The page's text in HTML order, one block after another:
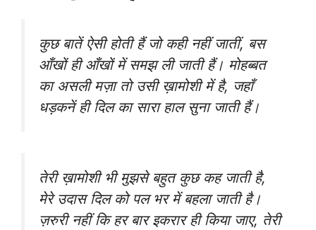
कुछ बातें ऐसी होती हैं जो कही नहीं जातीं, बस
आँखों ही आँखों में समझ ली जाती हैं। मोहब्बत
का असली मज़ा तो उसी ख़ामोशी में है, जहाँ
धड़कनें ही दिल का सारा हाल सुना जाती हैं।
तेरी ख़ामोशी भी मुझसे बहुत कुछ कह जाती है,
मेरे उदास दिल को पल भर में बहला जाती है।
ज़रुरी नहीं कि हर बार इकरार ही किया जाए, तेरी